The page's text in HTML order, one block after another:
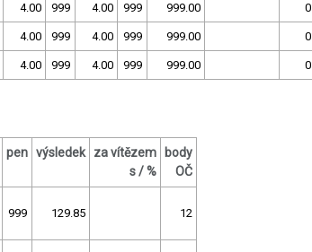
4.00 999 4.00 999 999.00 0
4.00 999 4.00 999 999.00 0
4.00 999 4.00 999 999.00 0
pen výsledek
za vítězem
s / %
body
OČ
999 129.85 12